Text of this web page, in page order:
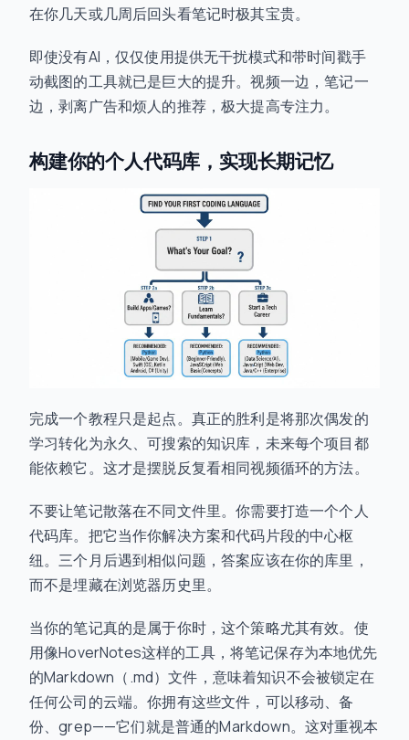
在你几天或几周后回头看笔记时极其宝贵。
即使没有AI，仅仅使用提供无干扰模式和带时间戳手
动截图的工具就已是巨大的提升。视频一边，笔记一
边，剥离广告和烦人的推荐，极大提高专注力。
构建你的个人代码库，实现长期记忆
完成一个教程只是起点。真正的胜利是将那次偶发的
学习转化为永久、可搜索的知识库，未来每个项目都
能依赖它。这才是摆脱反复看相同视频循环的方法。
不要让笔记散落在不同文件里。你需要打造一个个人
代码库。把它当作你解决方案和代码片段的中心枢
纽。三个月后遇到相似问题，答案应该在你的库里，
而不是埋藏在浏览器历史里。
当你的笔记真的是属于你时，这个策略尤其有效。使
用像HoverNotes这样的工具，将笔记保存为本地优先
的Markdown（.md）文件，意味着知识不会被锁定在
任何公司的云端。你拥有这些文件，可以移动、备
份、grep——它们就是普通的Markdown。这对重视本